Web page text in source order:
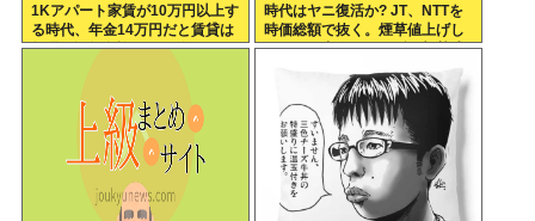
1Kアパート家賃が10万円以上す
る時代、年金14万円だと賃貸は
無理、運転免許もなく移住も困
時代はヤニ復活か? JT、NTTを
時価総額で抜く。煙草値上げし
てもヤニ中人口へらずに加熱式
煙草のシュアのびる